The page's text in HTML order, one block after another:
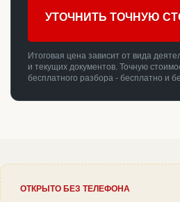
УТОЧНИТЬ ТОЧНУЮ
Итоговая цена зависит от вида
и текущих документов. Точную
бесплатного разбора - бесплатно и
ОТКРЫТО БЕЗ ТЕЛЕФОНА